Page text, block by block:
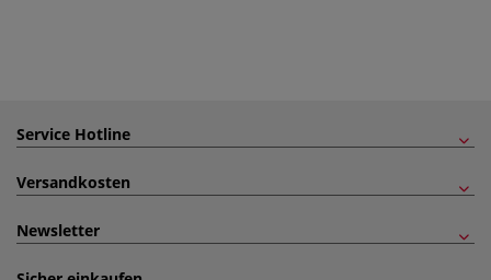
Service Hotline
Versandkosten
Newsletter